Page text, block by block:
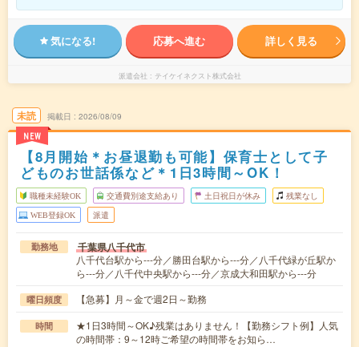
気になる! 応募へ進む 詳しく見る
派遣会社 テイケイネクスト株式会社
未読
NEW
掲載日 2026/08/09
【8月開始＊お昼退勤も可能】保育士として子
どものお世話係など＊1日3時間～OK！
職種未経験OK 交通費別途支給あり 土日祝日が休み 残業なし
WEB登録OK 派遣
勤務地 千葉県八千代市
八千代台駅から---分／勝田台駅から---分／八千代緑が丘駅か
ら---分／八千代中央駅から---分／京成大和田駅から---分
曜日頻度 【急募】月～金で週2日～勤務
時間
★1日3時間～OK♪残業はありません！【勤務シフト例】人気
の時間帯：9～12時ご希望の時間帯をお知ら…